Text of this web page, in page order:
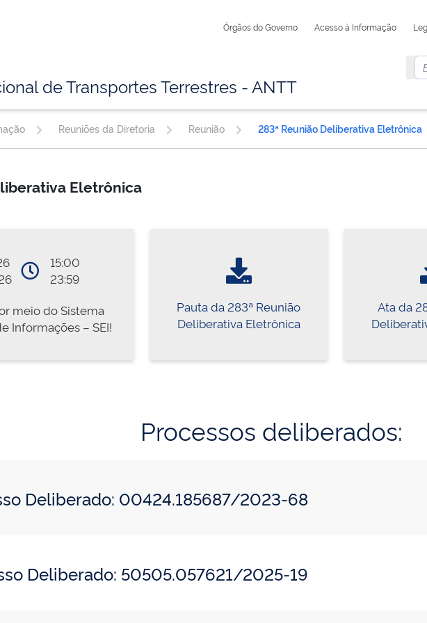
Órgãos do Governo Acesso à Informação
de Transportes Terrestres - ANTT
Reuniões da Diretoria Reunião 283ª Reunião Deliberativa Eletrônica
Eletrônica
15:00
23:59
meio do Sistema
Informações – SEI!
Pauta da 283ª Reunião
Deliberativa Eletrônica
Ata da
Processos deliberados:
Deliberado: 00424.185687/2023-68
Deliberado: 50505.057621/2025-19